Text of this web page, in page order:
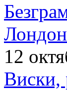
12
Виски,